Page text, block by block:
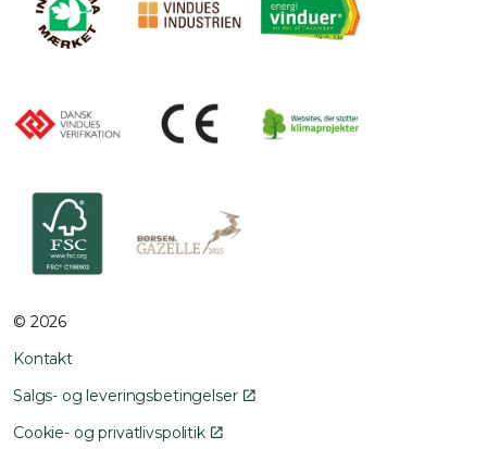
© 2026
Kontakt
Salgs- og leveringsbetingelser
Cookie- og privatlivspolitik